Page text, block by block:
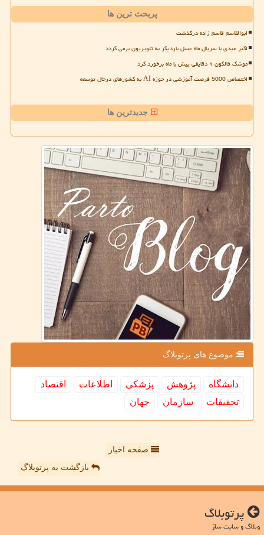
پربحث ترین ها
ابوالقاسم قاسم زاده درگذشت
اکبر عبدی با سریال ماه عسل باردیگر به تلویزیون برمی گردد
موشک فالکون ۹ دقایقی پیش با ماه برخورد کرد
اختصاص 5000 فرصت آموزشی در حوزه AI به کشورهای درحال توسعه
جدیدترین ها
موضوع های پرتوبلاگ
دانشگاه پژوهش پزشكی اطلاعات
اقتصاد
تحقیقات
سازمان جهان
صفحه اخبار
بازگشت به پرتوبلاگ
پرتوبلاگ
وبلاگ و سایت ساز